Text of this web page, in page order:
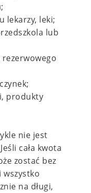
lekarzy, leki;
lub
produkty
nie jest
cała kwota
zostać bez
wszystko
na długi,